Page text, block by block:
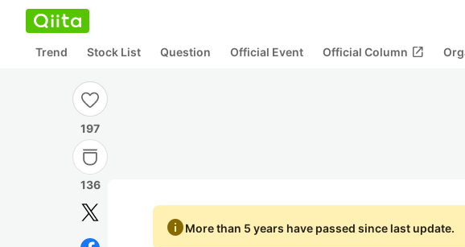
Trend Stock List Question Official Event Official Column open_in_new
197
136
infoMore than 5 years have passed since last update.